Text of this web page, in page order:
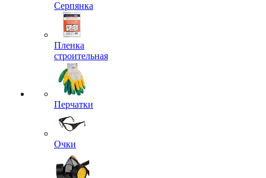
Серпянка
Пленка
строительная
Перчатки
Очки